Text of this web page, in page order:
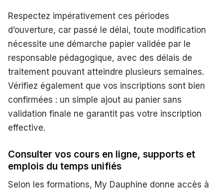
Respectez impérativement ces périodes
d’ouverture, car passé le délai, toute modification
nécessite une démarche papier validée par le
responsable pédagogique, avec des délais de
traitement pouvant atteindre plusieurs semaines.
Vérifiez également que vos inscriptions sont bien
confirmées : un simple ajout au panier sans
validation finale ne garantit pas votre inscription
effective.
Consulter vos cours en ligne, supports et
emplois du temps unifiés
Selon les formations, My Dauphine donne accès à